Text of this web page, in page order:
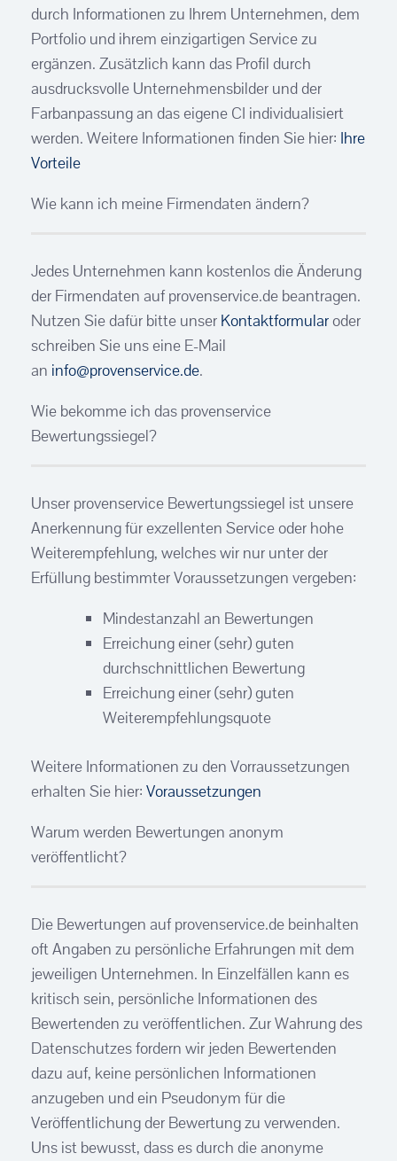
durch Informationen zu Ihrem Unternehmen, dem
Portfolio und ihrem einzigartigen Service zu
ergänzen. Zusätzlich kann das Profil durch
ausdrucksvolle Unternehmensbilder und der
Farbanpassung an das eigene CI individualisiert
werden. Weitere Informationen finden Sie hier: Ihre
Vorteile
Wie kann ich meine Firmendaten ändern?
Jedes Unternehmen kann kostenlos die Änderung
der Firmendaten auf provenservice.de beantragen.
Nutzen Sie dafür bitte unser Kontaktformularoder
schreiben Sie uns eine E-Mail
an info@provenservice.de.
Wie bekomme ich das provenservice
Bewertungssiegel?
Unser provenservice Bewertungssiegel ist unsere
Anerkennung für exzellenten Service oder hohe
Weiterempfehlung, welches wir nur unter der
Erfüllung bestimmter Voraussetzungen vergeben:
Mindestanzahl an Bewertungen
Erreichung einer (sehr) guten
durchschnittlichen Bewertung
Erreichung einer (sehr) guten
Weiterempfehlungsquote
Weitere Informationen zu den Vorraussetzungen
erhalten Sie hier: Voraussetzungen
Warum werden Bewertungen anonym
veröffentlicht?
Die Bewertungen auf provenservice.de beinhalten
oft Angaben zu persönliche Erfahrungen mit dem
jeweiligen Unternehmen. In Einzelfällen kann es
kritisch sein, persönliche Informationen des
Bewertenden zu veröffentlichen. Zur Wahrung des
Datenschutzes fordern wir jeden Bewertenden
dazu auf, keine persönlichen Informationen
anzugeben und ein Pseudonym für die
Veröffentlichung der Bewertung zu verwenden.
Uns ist bewusst, dass es durch die anonyme